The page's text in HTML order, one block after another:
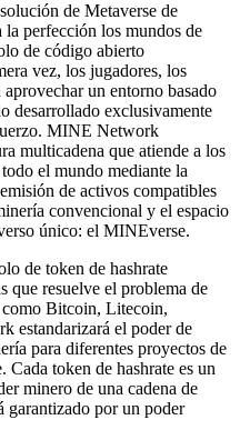
de Metaverse de
la perfección los mundos de
de código abierto
vez, los jugadores, los
un entorno basado
desarrollado exclusivamente
MINE Network
multicadena que atiende a los
el mundo mediante la
de activos compatibles
convencional y el espacio
único: el MINEverse.
de token de hashrate
que resuelve el problema de
como Bitcoin, Litecoin,
estandarizará el poder de
para diferentes proyectos de
Cada token de hashrate es un
minero de una cadena de
garantizado por un poder